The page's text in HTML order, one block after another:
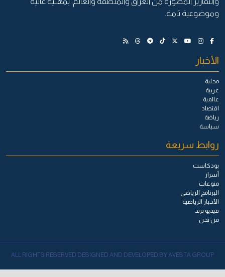
وموضوعية تامة.
الأخبار
محلية
عربية
عالمية
اقتصاد
رياضة
سياسة
روابط سريعة
بودكاست
أسرار
منوعات
البرنامج الرياضي
الأخبار الرياضية
فيديو ترند
من نحن
ALL RIGHTS RESERVED DESIGNED AND DEVELOPED BY AVESTA GROUP